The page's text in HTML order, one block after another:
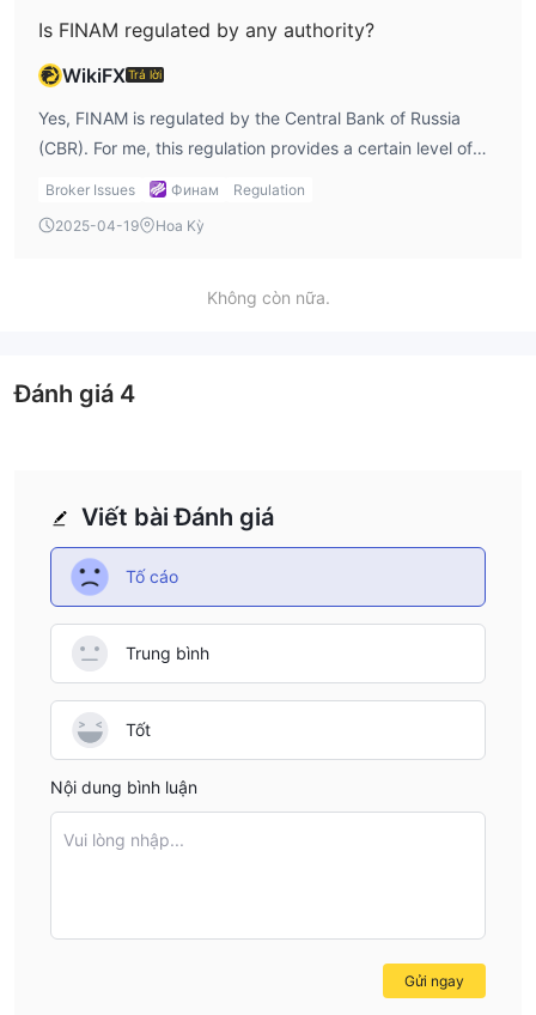
Is FINAM regulated by any authority?
WikiFXTrả lời
Yes, FINAM is regulated by the Central Bank of Russia
(CBR). For me, this regulation provides a certain level of
security, especially for traders based in Russia. However,
about the level of protection offered by the CBR
experience, regulation is important, but the specifics of
Broker Issues Финам
Regulation
2025-04-19
Hoa Kỳ
Không còn nữa.
Viết bài Đánh giá
Tố cáo
Trung bình
Tốt
Nội dung bình luận
Vui lòng nhập...
Gửi ngay
Đánh giá 4